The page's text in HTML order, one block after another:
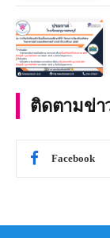
ติดตามข่า
Facebook